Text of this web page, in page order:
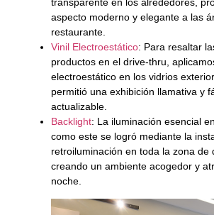
transparente en los alrededores,
aspecto moderno y elegante a las
restaurante.
Vinil Electroestático: Para resaltar
productos en el drive-thru,
electroestático en los vidrios
permitió una exhibición llamativa y
actualizable.
Backlight: La iluminación esencial
como este se logró mediante la
retroiluminación en toda la zona de
creando un ambiente acogedor y
noche.